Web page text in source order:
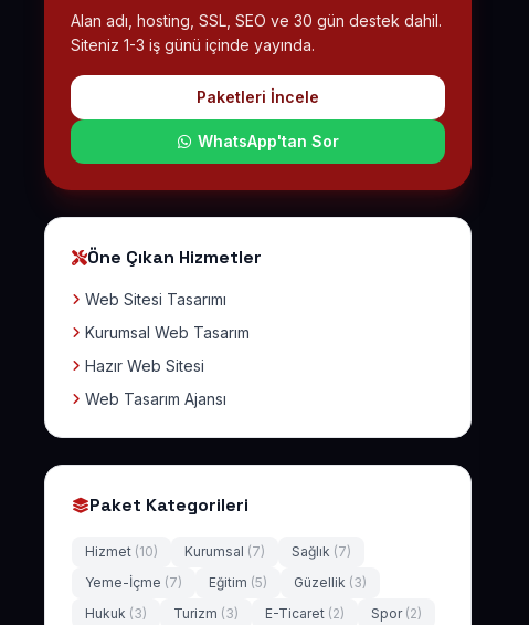
Alan adı, hosting, SSL, SEO ve 30 gün destek dahil.
Siteniz 1-3 iş günü içinde yayında.
Paketleri İncele
WhatsApp'tan Sor
Öne Çıkan Hizmetler
Web Sitesi Tasarımı
Kurumsal Web Tasarım
Hazır Web Sitesi
Web Tasarım Ajansı
Paket Kategorileri
Hizmet (10) Kurumsal (7) Sağlık (7)
Yeme-İçme (7) Eğitim (5) Güzellik (3)
Hukuk (3) Turizm (3) E-Ticaret (2) Spor (2)